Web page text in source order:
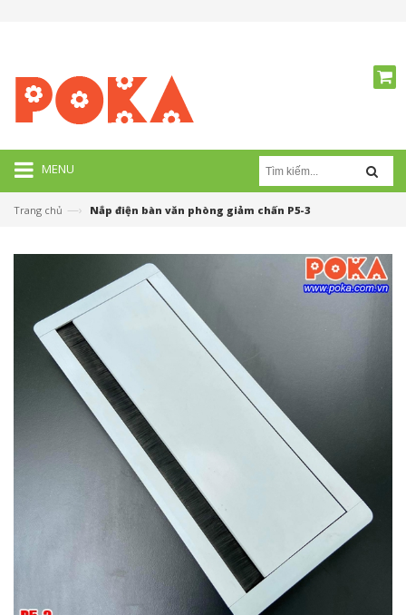
MENU
Trang chủ —› Nắp điện bàn văn phòng giảm chấn P5-3